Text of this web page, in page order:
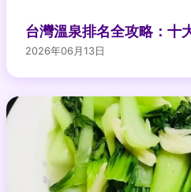
台灣溫泉排名全攻略：十
2026年06月13日